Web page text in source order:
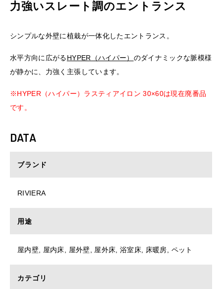
力強いスレート調のエントランス
シンプルな外壁に植栽が一体化したエントランス。
水平方向に広がるHYPER（ハイパー） のダイナミックな脈模様
が静かに、力強く主張しています。
※HYPER（ハイパー）ラスティアイロン 30×60は現在廃番品
です。
DATA
ブランド
RIVIERA
用途
屋内壁, 屋内床, 屋外壁, 屋外床, 浴室床, 床暖房, ペット
カテゴリ